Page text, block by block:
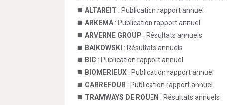
ALTAREIT : Publication rapport annuel
ARKEMA : Publication rapport annuel
ARVERNE GROUP : Résultats annuels
BAIKOWSKI : Résultats annuels
BIC : Publication rapport annuel
BIOMERIEUX : Publication rapport annuel
CARREFOUR : Publication rapport annuel
TRAMWAYS DE ROUEN : Résultats annuels